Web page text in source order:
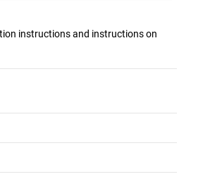
instructions and instructions on